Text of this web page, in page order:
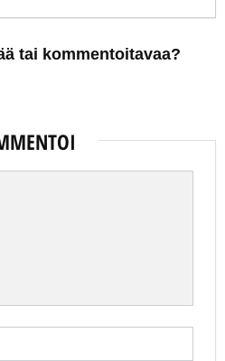
tai kommentoitavaa?